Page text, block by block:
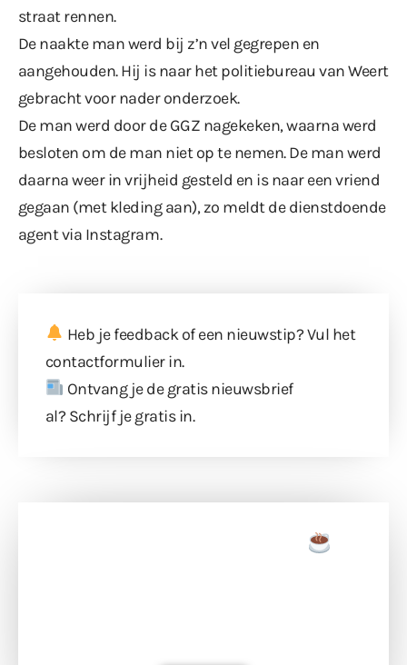
straat rennen.
De naakte man werd bij z’n vel gegrepen en
aangehouden. Hij is naar het politiebureau van Weert
gebracht voor nader onderzoek.
De man werd door de GGZ nagekeken, waarna werd
besloten om de man niet op te nemen. De man werd
daarna weer in vrijheid gesteld en is naar een vriend
gegaan (met kleding aan), zo meldt de dienstdoende
agentvia Instagram.
Heb je feedback of een nieuwstip? Vul het
contactformulierin.
Ontvang je de gratis nieuwsbrief
al? Schrijf je gratis in.